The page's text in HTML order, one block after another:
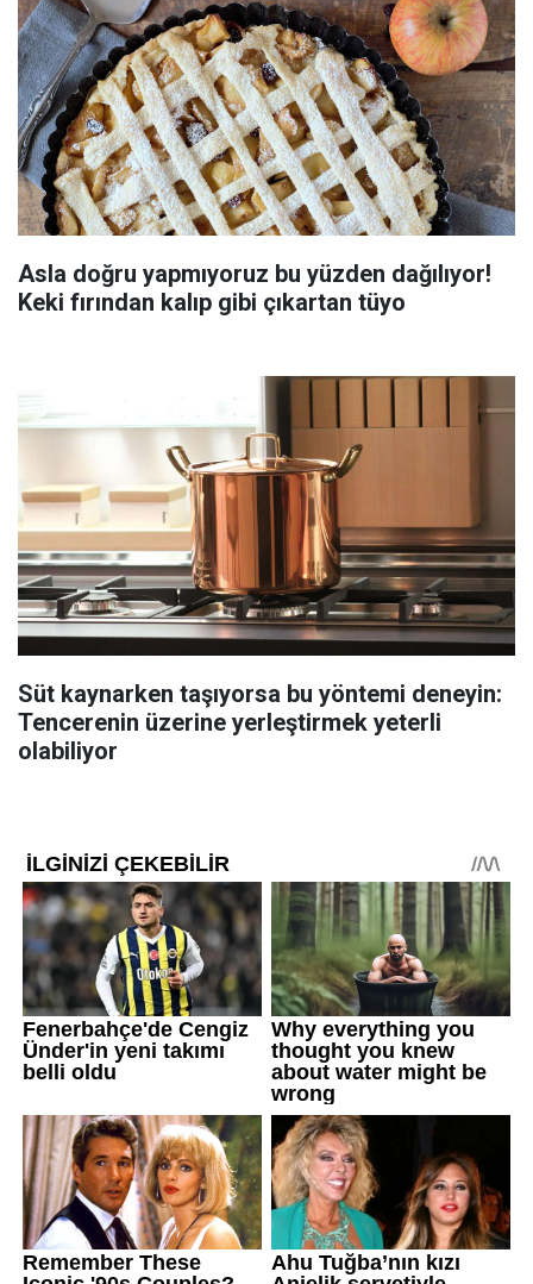
Asla doğru yapmıyoruz bu yüzden dağılıyor!
Keki fırından kalıp gibi çıkartan tüyo
Süt kaynarken taşıyorsa bu yöntemi deneyin:
Tencerenin üzerine yerleştirmek yeterli
olabiliyor